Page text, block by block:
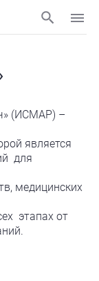
(ИСМАР) –
является
для
медицинских
этапах от